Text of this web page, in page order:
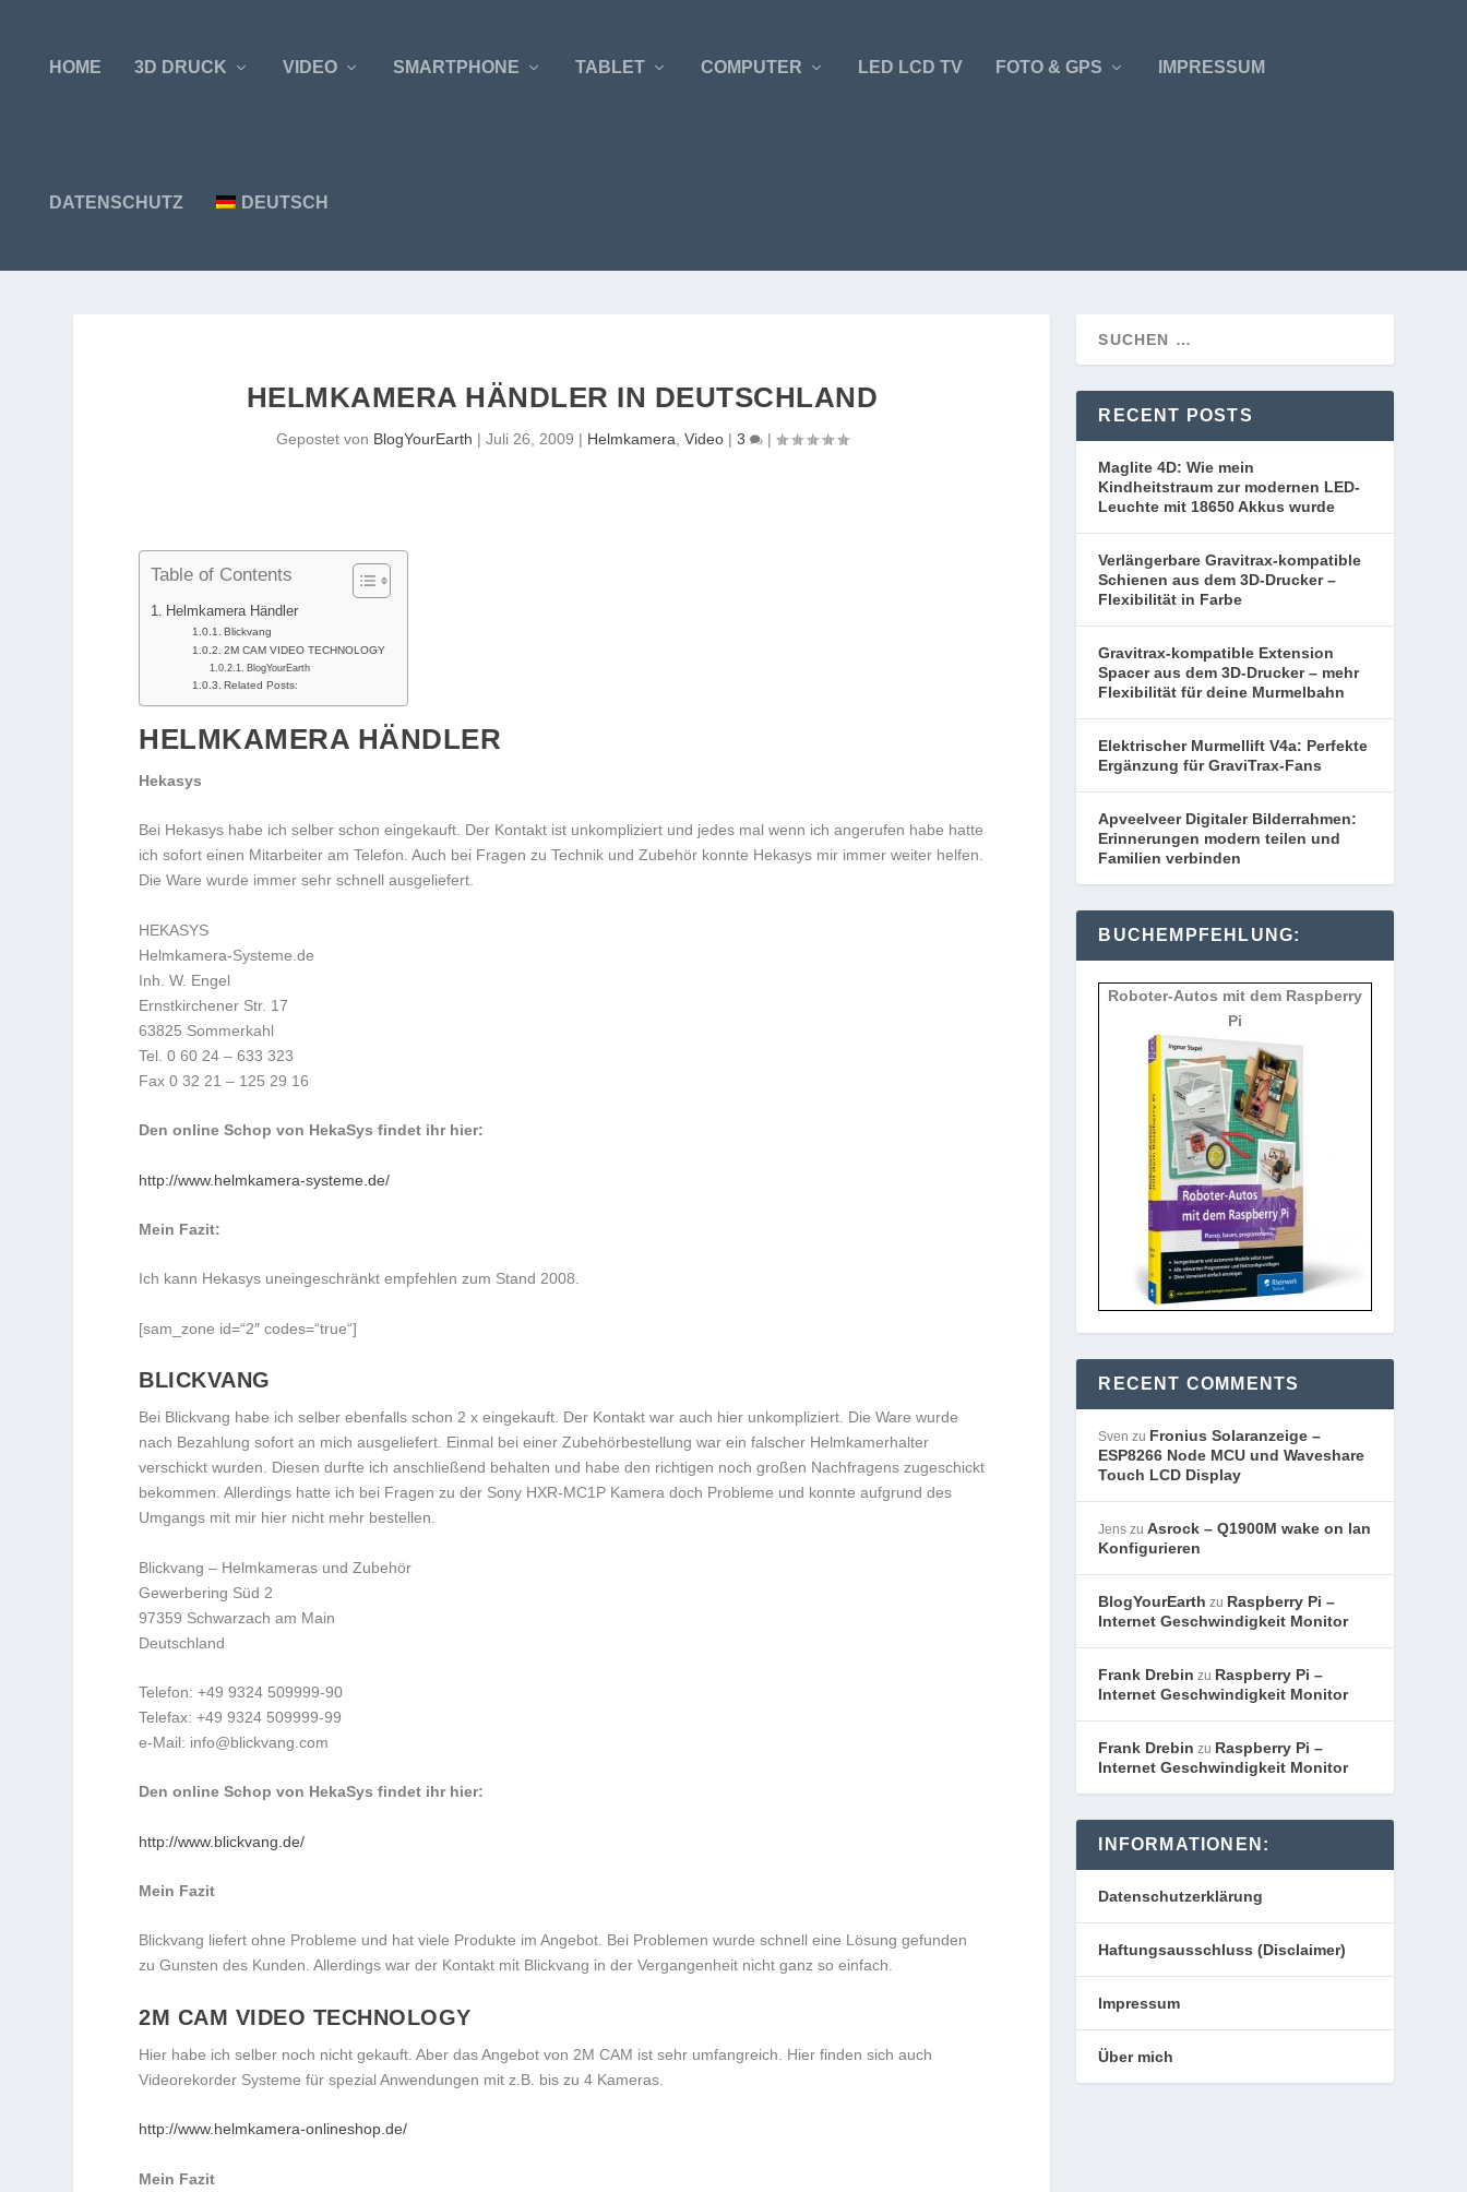
HOME 3D DRUCK VIDEO SMARTPHONE TABLET COMPUTER LED LCD TV FOTO & GPS IMPRESSUM
DATENSCHUTZ DEUTSCH
HELMKAMERA HÄNDLER IN DEUTSCHLAND
Gepostet von BlogYourEarth | Juli 26, 2009 | Helmkamera Video| 3 |
Table of Contents
Helmkamera Händler
Blickvang
2M CAM VIDEO TECHNOLOGY
BlogYourEarth
Related Posts:
HELMKAMERA HÄNDLER
Hekasys
Bei Hekasys habe ich selber schon eingekauft. Der Kontakt ist unkompliziert und jedes mal wenn ich angerufen habe hatte
ich sofort einen Mitarbeiter am Telefon. Auch bei Fragen zu Technik und Zubehör konnte Hekasys mir immer weiter helfen.
Die Ware wurde immer sehr schnell ausgeliefert.
HEKASYS
Helmkamera-Systeme.de
Inh. W. Engel
Ernstkirchener Str. 17
63825 Sommerkahl
Tel. 0 60 24 – 633 323
Fax 0 32 21 – 125 29 16
Den online Schop von HekaSys findet ihr hier:
http://www.helmkamera-systeme.de/
Mein Fazit:
Ich kann Hekasys uneingeschränkt empfehlen zum Stand 2008.
[sam_zone id=“2″ codes=“true“]
BLICKVANG
Bei Blickvang habe ich selber ebenfalls schon 2 x eingekauft. Der Kontakt war auch hier unkompliziert. Die Ware wurde
nach Bezahlung sofort an mich ausgeliefert. Einmal bei einer Zubehörbestellung war ein falscher Helmkamerhalter
verschickt wurden. Diesen durfte ich anschließend behalten und habe den richtigen noch großen Nachfragens zugeschickt
bekommen. Allerdings hatte ich bei Fragen zu der Sony HXR-MC1P Kamera doch Probleme und konnte aufgrund des
Umgangs mit mir hier nicht mehr bestellen.
Blickvang – Helmkameras und Zubehör
Gewerbering Süd 2
97359 Schwarzach am Main
Deutschland
Telefon: +49 9324 509999-90
Telefax: +49 9324 509999-99
e-Mail: info@blickvang.com
Den online Schop von HekaSys findet ihr hier:
http://www.blickvang.de/
Mein Fazit
Blickvang liefert ohne Probleme und hat viele Produkte im Angebot. Bei Problemen wurde schnell eine Lösung gefunden
zu Gunsten des Kunden. Allerdings war der Kontakt mit Blickvang in der Vergangenheit nicht ganz so einfach.
2M CAM VIDEO TECHNOLOGY
Hier habe ich selber noch nicht gekauft. Aber das Angebot von 2M CAM ist sehr umfangreich. Hier finden sich auch
Videorekorder Systeme für spezial Anwendungen mit z.B. bis zu 4 Kameras.
http://www.helmkamera-onlineshop.de/
Mein Fazit
RECENT POSTS
Maglite 4D: Wie mein
Kindheitstraum zur modernen LED-
Leuchte mit 18650 Akkus wurde
Verlängerbare Gravitrax-kompatible
Schienen aus dem 3D-Drucker –
Flexibilität in Farbe
Gravitrax-kompatible Extension
Spacer aus dem 3D-Drucker – mehr
Flexibilität für deine Murmelbahn
Elektrischer Murmellift V4a: Perfekte
Ergänzung für GraviTrax-Fans
Apveelveer Digitaler Bilderrahmen:
Erinnerungen modern teilen und
Familien verbinden
BUCHEMPFEHLUNG:
Roboter-Autos mit dem Raspberry
Pi
RECENT COMMENTS
Sven zu Fronius Solaranzeige –
ESP8266 Node MCU und Waveshare
Touch LCD Display
Jens zuAsrock – Q1900M wake on lan
Konfigurieren
BlogYourEarth zu Raspberry Pi –
Internet Geschwindigkeit Monitor
Frank Drebin zu Raspberry Pi –
Internet Geschwindigkeit Monitor
Frank Drebin zu Raspberry Pi –
Internet Geschwindigkeit Monitor
INFORMATIONEN:
Datenschutzerklärung
Haftungsausschluss (Disclaimer)
Impressum
Über mich